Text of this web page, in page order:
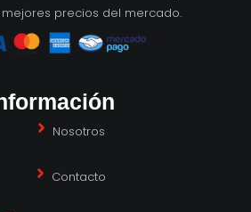
precios del mercado.
Nosotros
Contacto